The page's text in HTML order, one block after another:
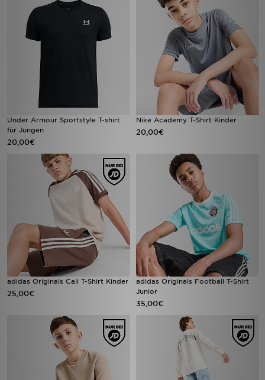
Under Armour Sportstyle T-shirt
für Jungen
20,00€
Nike Academy T-Shirt Kinder
20,00€
adidas Originals Cali T-Shirt Kinder
25,00€
adidas Originals Football T-Shirt
Junior
35,00€